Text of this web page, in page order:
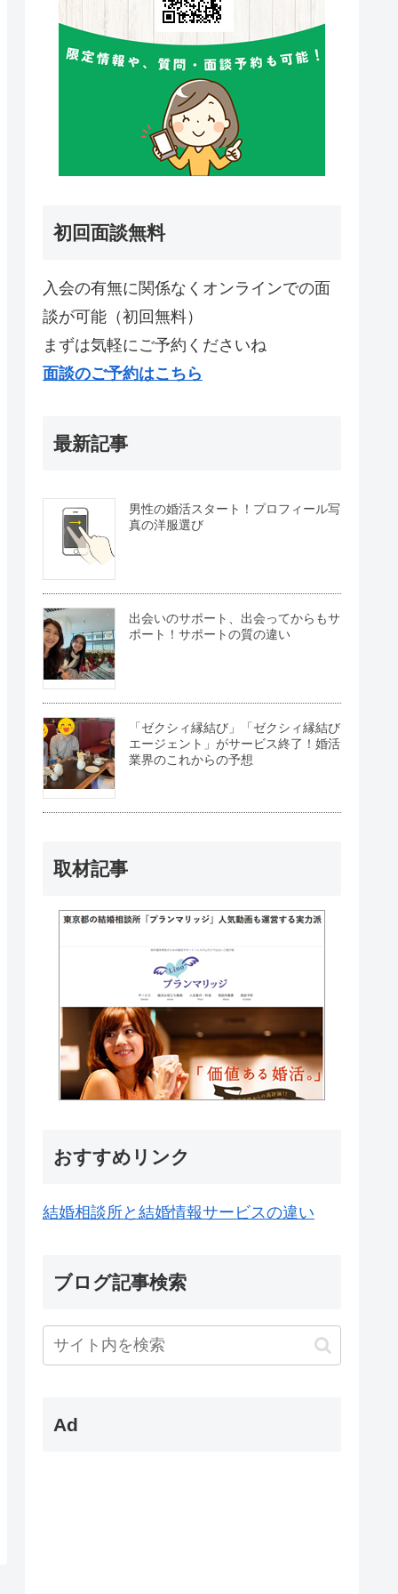
初回面談無料
入会の有無に関係なくオンラインでの面
談が可能（初回無料）
まずは気軽にご予約くださいね
面談のご予約はこちら
最新記事
男性の婚活スタート！プロフィール写
真の洋服選び
出会いのサポート、出会ってからもサ
ポート！サポートの質の違い
「ゼクシィ縁結び」「ゼクシィ縁結び
エージェント」がサービス終了！婚活
業界のこれからの予想
取材記事
おすすめリンク
結婚相談所と結婚情報サービスの違い
ブログ記事検索
Ad